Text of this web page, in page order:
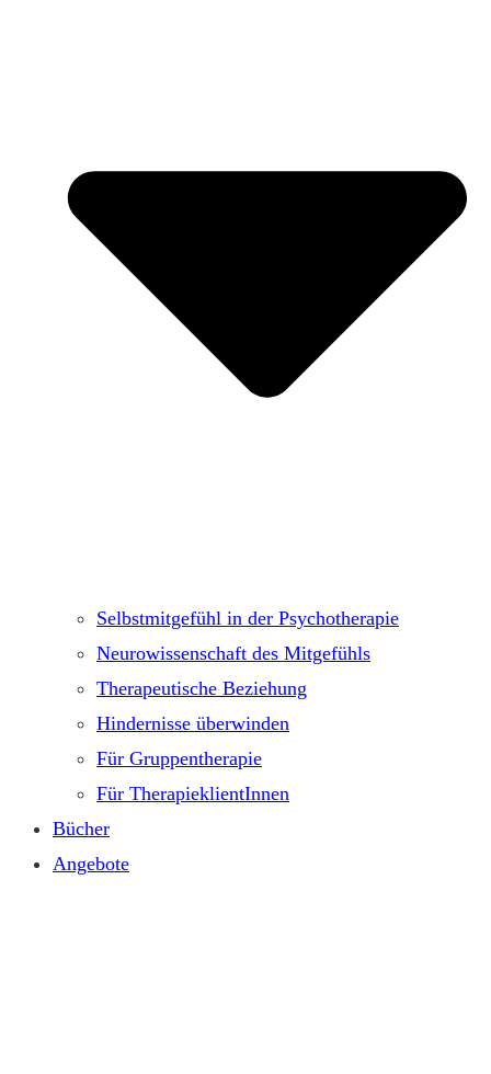
Selbstmitgefühl in der Psychotherapie
Neurowissenschaft des Mitgefühls
Therapeutische Beziehung
Hindernisse überwinden
Für Gruppentherapie
Für TherapieklientInnen
Bücher
Angebote